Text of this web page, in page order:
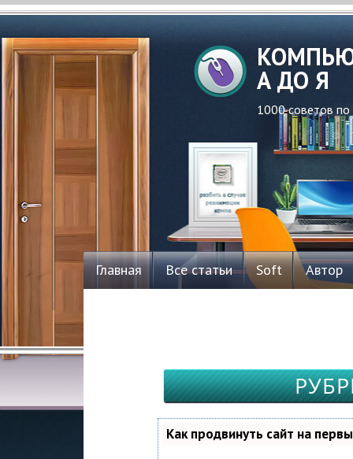
А ДО Я
1000 советов
Главная Все статьи Soft Автор
Как продвинуть сайт на